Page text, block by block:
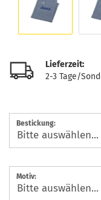
Lieferzeit:
2-3 Tage/
Bestickung:
Motiv: